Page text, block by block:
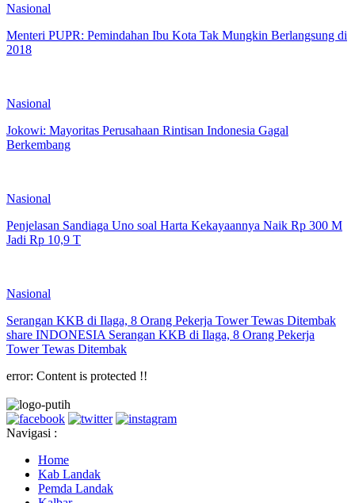
Nasional
Menteri PUPR: Pemindahan Ibu Kota Tak Mungkin Berlangsung di
2018
Nasional
Jokowi: Mayoritas Perusahaan Rintisan Indonesia Gagal
Berkembang
Nasional
Penjelasan Sandiaga Uno soal Harta Kekayaannya Naik Rp 300 M
Jadi Rp 10,9 T
Nasional
Serangan KKB di Ilaga, 8 Orang Pekerja Tower Tewas Ditembak
share INDONESIA Serangan KKB di Ilaga, 8 Orang Pekerja
Tower Tewas Ditembak
error: Content is protected !!
Navigasi :
Home
Kab Landak
Pemda Landak